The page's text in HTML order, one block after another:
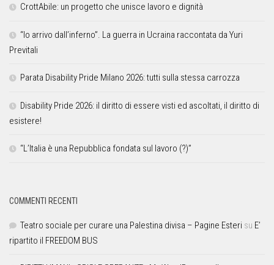
CrottAbile: un progetto che unisce lavoro e dignità
“Io arrivo dall’inferno”. La guerra in Ucraina raccontata da Yuri
Previtali
Parata Disability Pride Milano 2026: tutti sulla stessa carrozza
Disability Pride 2026: il diritto di essere visti ed ascoltati, il diritto di
esistere!
“L’Italia è una Repubblica fondata sul lavoro (?)”
COMMENTI RECENTI
Teatro sociale per curare una Palestina divisa – Pagine Esteri su E’
ripartito il FREEDOM BUS